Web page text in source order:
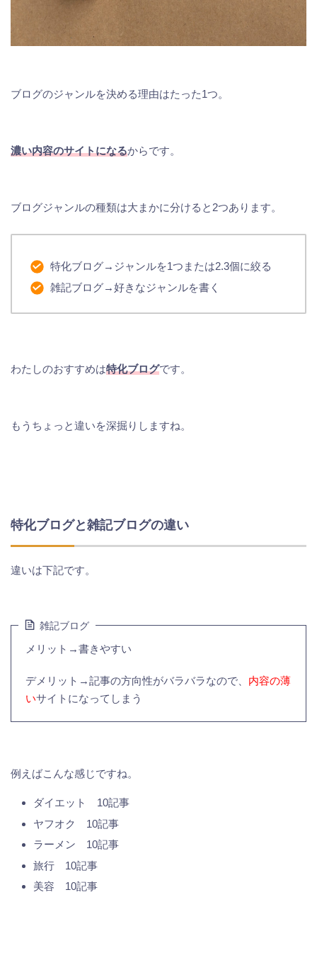
ブログのジャンルを決める理由はたった1つ。
濃い内容のサイトになるからです。
ブログジャンルの種類は大まかに分けると2つあります。
特化ブログ→ジャンルを1つまたは2.3個に絞る
雑記ブログ→好きなジャンルを書く
わたしのおすすめは特化ブログです。
もうちょっと違いを深掘りしますね。
特化ブログと雑記ブログの違い
違いは下記です。
雑記ブログ
メリット→書きやすい
デメリット→記事の方向性がバラバラなので、 内容の薄
いサイトになってしまう
例えばこんな感じですね。
ダイエット 10記事
ヤフオク 10記事
ラーメン 10記事
旅行 10記事
美容 10記事